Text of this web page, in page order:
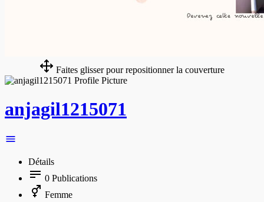
Faites glisser pour repositionner la couverture
anjagil1215071
Détails
0 Publications
Femme